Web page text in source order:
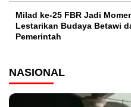
Milad ke-25 FBR Jadi
Lestarikan Budaya Betawi
Pemerintah
NASIONAL